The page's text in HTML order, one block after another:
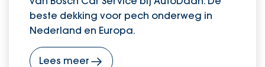
beste dekking voor pech onderweg in
Nederland en Europa.
Lees meer